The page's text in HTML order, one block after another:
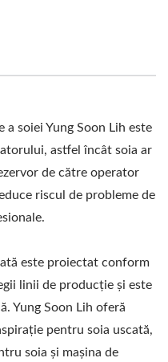
a soiei Yung Soon Lih este
astfel încât soia ar
de către operator
riscul de probleme de
este proiectat conform
linii de producție și este
Yung Soon Lih oferă
pentru soia uscată,
soia și mașina de